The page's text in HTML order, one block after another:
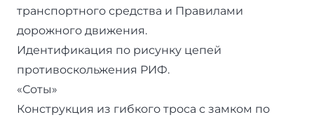
транспортного средства и Правилами
дорожного движения.
Идентификация по рисунку цепей
противоскольжения РИФ.
«Соты»
Конструкция из гибкого троса с замком по